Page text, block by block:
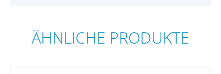
ÄHNLICHE PRODUKTE